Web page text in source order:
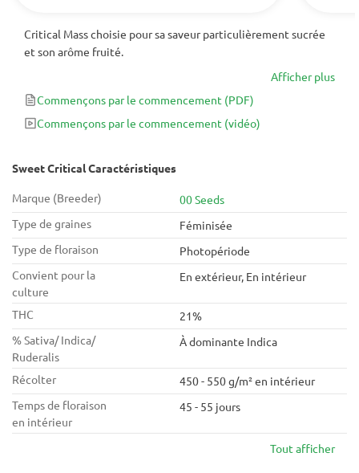
Critical Mass choisie pour sa saveur particulièrement sucrée
et son arôme fruité.
Afficher plus
Commençons par le commencement (PDF)
Commençons par le commencement (vidéo)
Sweet Critical Caractéristiques
Marque (Breeder)
00 Seeds
Type de graines
Féminisée
Type de floraison
Photopériode
Convient pour la
culture
En extérieur, En intérieur
THC
21%
% Sativa/ Indica/
Ruderalis
À dominante Indica
Récolter
450 - 550 g/m² en intérieur
Temps de floraison
en intérieur
45 - 55 jours
Tout afficher